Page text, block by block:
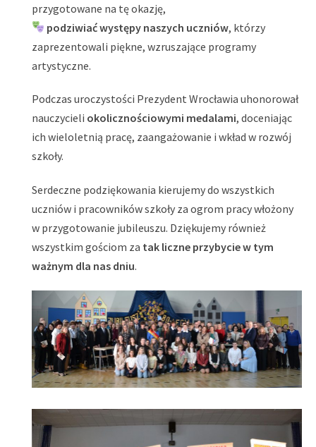
przygotowane na tę okazję,
podziwiać występy naszych uczniów, którzy
zaprezentowali piękne, wzruszające programy
artystyczne.
Podczas uroczystości Prezydent Wrocławia uhonorował
nauczycieli okolicznościowymi medalami, doceniając
ich wieloletnią pracę, zaangażowanie i wkład w rozwój
szkoły.
Serdeczne podziękowania kierujemy do wszystkich
uczniów i pracowników szkoły za ogrom pracy włożony
w przygotowanie jubileuszu. Dziękujemy również
wszystkim gościom za tak liczne przybycie w tym
ważnym dla nas dniu.